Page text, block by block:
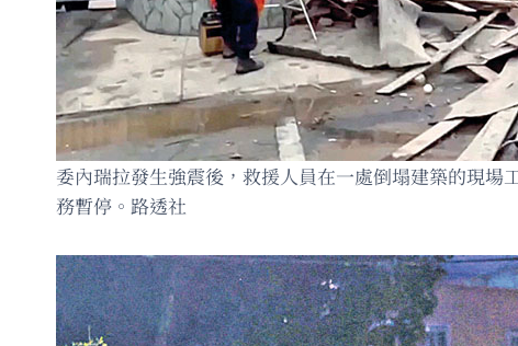
委內瑞拉發生強震後，救援人員在一處倒塌建築的現
務暫停。路透社